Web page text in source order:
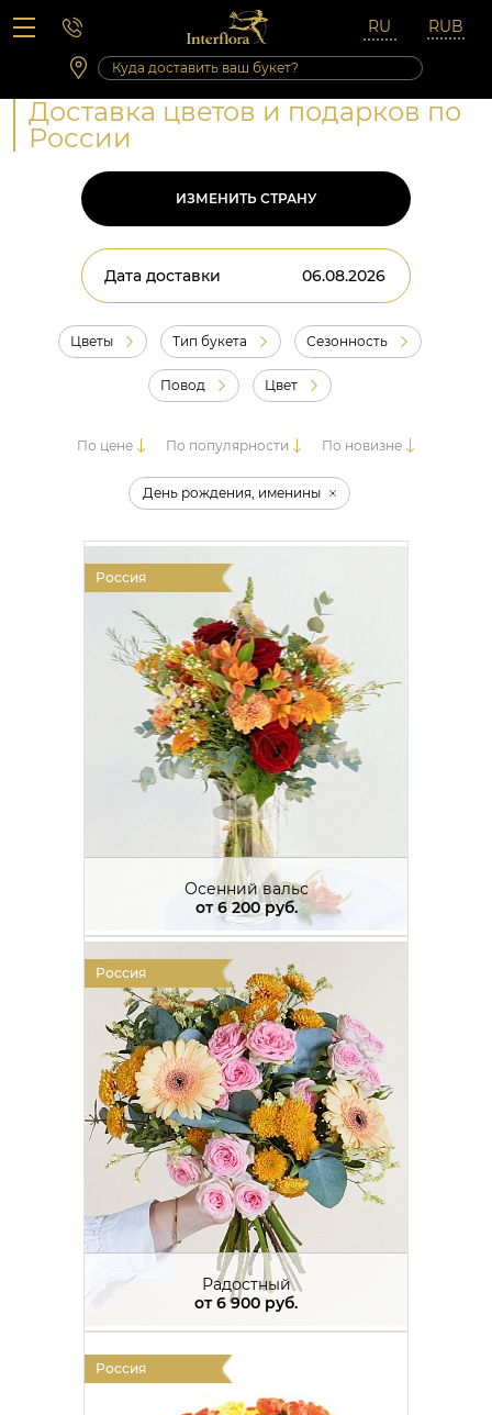
Вопросы-ответы
Сб 10:00 ‐ 14:00
Выходные и праздничные дни
Доставка цветов и подарков по
России
ИЗМЕНИТЬ СТРАНУ
Дата доставки
Цветы Тип букета Сезонность
Повод Цвет
По цене По популярности По новизне
День рождения, именины
Россия
Осенний вальс
от6 200 руб.
Россия
Радостный
от6 900 руб.
Россия